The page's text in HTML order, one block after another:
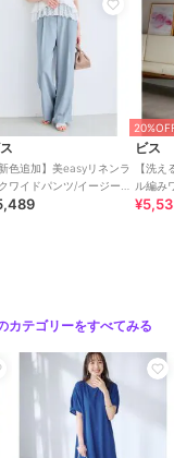
用サイズ:F
ル身長:161cm 着用サ
、加工、サイズが若
ピース
ピース
新色追加】美easyリネンラ
ワイドパンツ/イージーケ
接触冷感・セットアップ
ビス
【洗
ル編み
カテゴリーをすべてみる